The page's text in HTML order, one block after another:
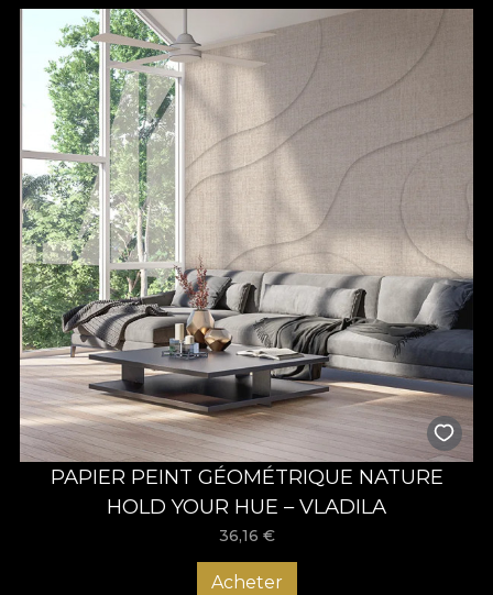
PAPIER PEINT GÉOMÉTRIQUE NATURE
HOLD YOUR HUE – VLADILA
36,16 €
Acheter